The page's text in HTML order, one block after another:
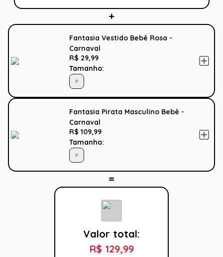
Fantasia Vestido Bebê Rosa -
Carnaval
R$ 29,99
Tamanho:
P
Fantasia Pirata Masculino Bebê -
Carnaval
R$ 109,99
Tamanho:
P
Valor total:
R$ 129,99